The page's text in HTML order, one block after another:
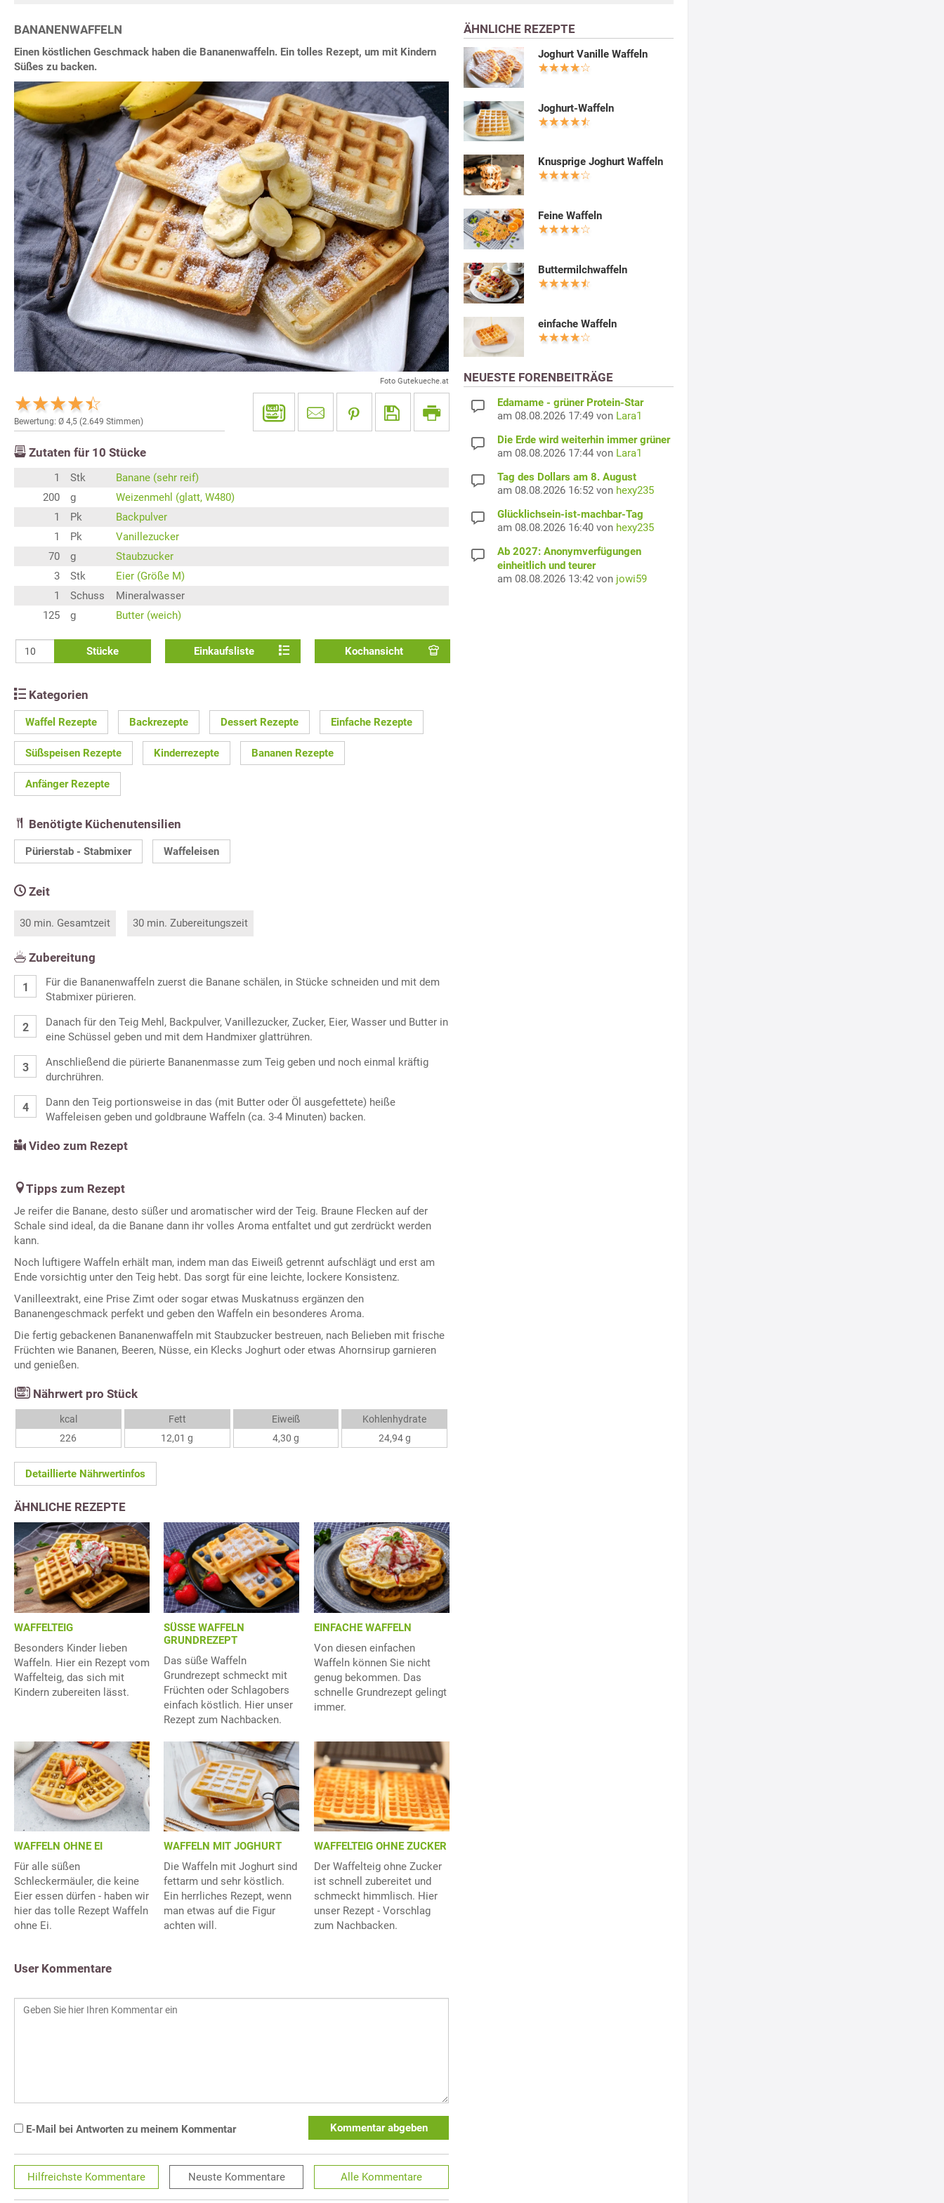
BANANENWAFFELN
Einen köstlichen Geschmack haben die Bananenwaffeln. Ein tolles Rezept, um mit Kindern
Süßes zu backen.
Foto Gutekueche.at
Bewertung: Ø 4,5 (2.649 Stimmen)
Zutaten für 10 Stücke
1 Stk
Banane (sehr reif)
200
g
Weizenmehl (glatt, W480)
1
Pk
Backpulver
1
Pk
Vanillezucker
70
g
Staubzucker
3
Stk
Eier (Größe M)
1
Schuss
Mineralwasser
125
g Butter (weich)
Stücke Einkaufsliste Kochansicht
Kategorien
Waffel Rezepte Backrezepte Dessert Rezepte Einfache Rezepte
Süßspeisen Rezepte Kinderrezepte Bananen Rezepte
Anfänger Rezepte
Benötigte Küchenutensilien
Pürierstab - Stabmixer Waffeleisen
Zeit
30 min. Gesamtzeit 30 min. Zubereitungszeit
Zubereitung
Für die Bananenwaffeln zuerst die Banane schälen, in Stücke schneiden und mit dem
Stabmixer pürieren.
Danach für den Teig Mehl, Backpulver, Vanillezucker, Zucker, Eier, Wasser und Butter in
eine Schüssel geben und mit dem Handmixer glattrühren.
Anschließend die pürierte Bananenmasse zum Teig geben und noch einmal kräftig
durchrühren.
Dann den Teig portionsweise in das (mit Butter oder Öl ausgefettete) heiße
Waffeleisen geben und goldbraune Waffeln (ca. 3-4 Minuten) backen.
Video zum Rezept
Tipps zum Rezept
Je reifer die Banane, desto süßer und aromatischer wird der Teig. Braune Flecken auf der
Schale sind ideal, da die Banane dann ihr volles Aroma entfaltet und gut zerdrückt werden
kann.
Noch luftigere Waffeln erhält man, indem man das Eiweiß getrennt aufschlägt und erst am
Ende vorsichtig unter den Teig hebt. Das sorgt für eine leichte, lockere Konsistenz.
Vanilleextrakt, eine Prise Zimt oder sogar etwas Muskatnuss ergänzen den
Bananengeschmack perfekt und geben den Waffeln ein besonderes Aroma.
Die fertig gebackenen Bananenwaffeln mit Staubzucker bestreuen, nach Belieben mit frische
Früchten wie Bananen, Beeren, Nüsse, ein Klecks Joghurt oder etwas Ahornsirup garnieren
und genießen.
Nährwert pro Stück
kcal
226
Fett
12,01 g
Eiweiß
4,30 g
Kohlenhydrate
24,94 g
Detaillierte Nährwertinfos
ÄHNLICHE REZEPTE
WAFFELTEIG
Besonders Kinder lieben
Waffeln. Hier ein Rezept vom
Waffelteig, das sich mit
Kindern zubereiten lässt.
SÜSSE WAFFELN
GRUNDREZEPT
Das süße Waffeln
Grundrezept schmeckt mit
Früchten oder Schlagobers
einfach köstlich. Hier unser
Rezept zum Nachbacken.
EINFACHE WAFFELN
Von diesen einfachen
Waffeln können Sie nicht
genug bekommen. Das
schnelle Grundrezept gelingt
immer.
WAFFELN OHNE EI
Für alle süßen
Schleckermäuler, die keine
Eier essen dürfen - haben wir
hier das tolle Rezept Waffeln
ohne Ei.
WAFFELN MIT JOGHURT
Die Waffeln mit Joghurt sind
fettarm und sehr köstlich.
Ein herrliches Rezept, wenn
man etwas auf die Figur
achten will.
WAFFELTEIG OHNE ZUCKER
Der Waffelteig ohne Zucker
ist schnell zubereitet und
schmeckt himmlisch. Hier
unser Rezept - Vorschlag
zum Nachbacken.
User Kommentare
E-Mail bei Antworten zu meinem Kommentar Kommentar abgeben
Hilfreichste Kommentare Neuste Kommentare Alle Kommentare
ÄHNLICHE REZEPTE
Joghurt Vanille Waffeln
Joghurt-Waffeln
Knusprige Joghurt Waffeln
Feine Waffeln
Buttermilchwaffeln
einfache Waffeln
NEUESTE FORENBEITRÄGE
Edamame - grüner Protein-Star
am 08.08.2026 17:49 von Lara1
Die Erde wird weiterhin immer grüner
am 08.08.2026 17:44 von Lara1
Tag des Dollars am 8. August
am 08.08.2026 16:52 von hexy235
Glücklichsein-ist-machbar-Tag
am 08.08.2026 16:40 von hexy235
Ab 2027: Anonymverfügungen
einheitlich und teurer
am 08.08.2026 13:42 von jowi59